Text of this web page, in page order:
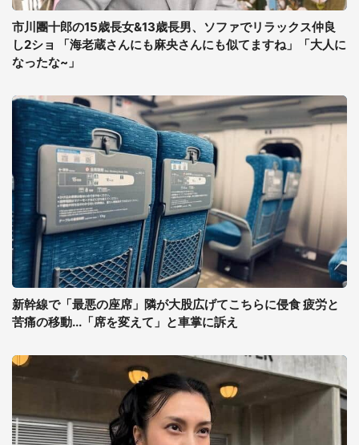
市川團十郎の15歳長女&13歳長男、ソファでリラックス仲良
し2ショ 「海老蔵さんにも麻央さんにも似てますね」「大人に
なったな~」
新幹線で「最悪の座席」隣が大股広げてこちらに侵食 疲労と
苦痛の移動...「席を変えて」と車掌に訴え